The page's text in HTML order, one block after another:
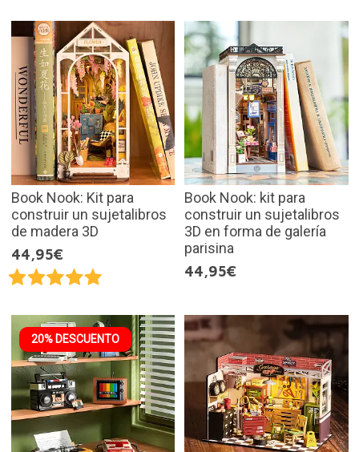
Book Nook: Kit para
construir un sujetalibros
de madera 3D
44,95€
Book Nook: kit para
construir un sujetalibros
3D en forma de galería
parisina
44,95€
20% DESCUENTO